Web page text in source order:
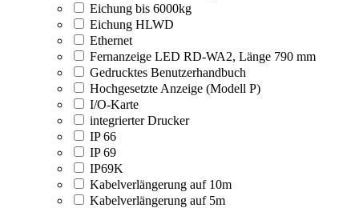
Eichung bis 6000kg
Eichung HLWD
Ethernet
Fernanzeige LED RD-WA2, Länge 790 mm
Gedrucktes Benutzerhandbuch
Hochgesetzte Anzeige (Modell P)
I/O-Karte
integrierter Drucker
IP 66
IP 69
IP69K
Kabelverlängerung auf 10m
Kabelverlängerung auf 5m